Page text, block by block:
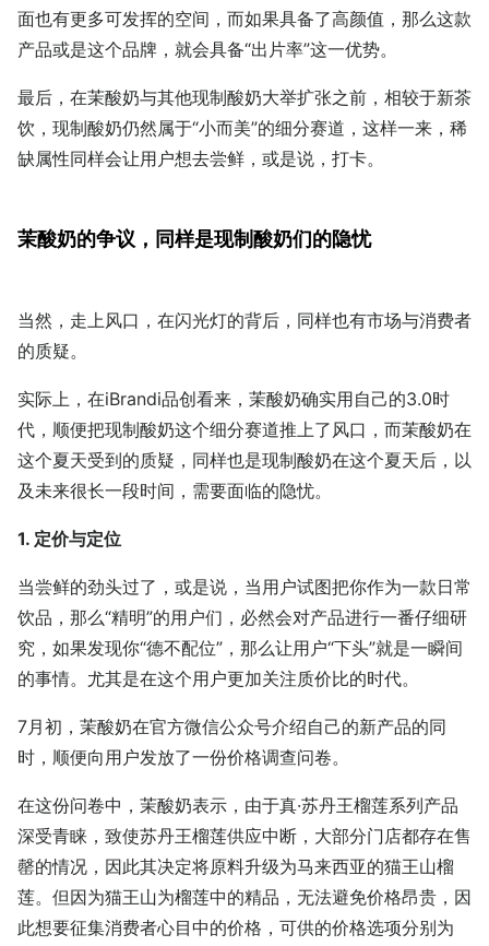
面也有更多可发挥的空间，而如果具备了高颜值，那么这款
产品或是这个品牌，就会具备“出片率”这一优势。
最后，在茉酸奶与其他现制酸奶大举扩张之前，相较于新茶
饮，现制酸奶仍然属于“小而美”的细分赛道，这样一来，稀
缺属性同样会让用户想去尝鲜，或是说，打卡。
茉酸奶的争议，同样是现制酸奶们的隐忧
当然，走上风口，在闪光灯的背后，同样也有市场与消费者
的质疑。
实际上，在iBrandi品创看来，茉酸奶确实用自己的3.0时
代，顺便把现制酸奶这个细分赛道推上了风口，而茉酸奶在
这个夏天受到的质疑，同样也是现制酸奶在这个夏天后，以
及未来很长一段时间，需要面临的隐忧。
1. 定价与定位
当尝鲜的劲头过了，或是说，当用户试图把你作为一款日常
饮品，那么“精明”的用户们，必然会对产品进行一番仔细研
究，如果发现你“德不配位”，那么让用户“下头”就是一瞬间
的事情。尤其是在这个用户更加关注质价比的时代。
7月初，茉酸奶在官方微信公众号介绍自己的新产品的同
时，顺便向用户发放了一份价格调查问卷。
在这份问卷中，茉酸奶表示，由于真·苏丹王榴莲系列产品
深受青睐，致使苏丹王榴莲供应中断，大部分门店都存在售
罄的情况，因此其决定将原料升级为马来西亚的猫王山榴
莲。但因为猫王山为榴莲中的精品，无法避免价格昂贵，因
此想要征集消费者心目中的价格，可供的价格选项分别为